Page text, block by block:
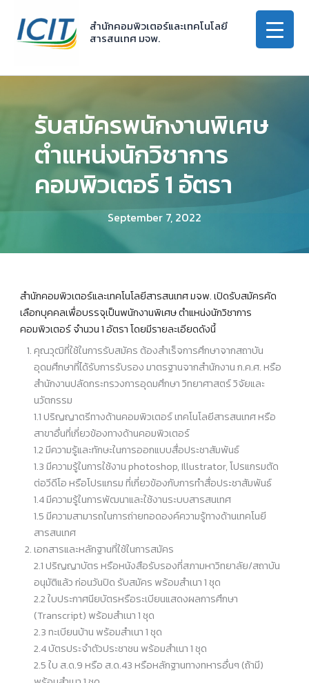
content
สำนักคอมพิวเตอร์และเทคโนโลยี
สารสนเทศ มจพ.
รับสมัครพนักงานพิเศษ
ตำแหน่งนักวิชาการ
คอมพิวเตอร์ 1 อัตรา
September 7, 2022
สำนักคอมพิวเตอร์และเทคโนโลยีสารสนเทศ มจพ. เปิดรับสมัครคัด
เลือกบุคคลเพื่อบรรจุเป็นพนักงานพิเศษ ตำแหน่งนักวิชาการ
คอมพิวเตอร์ จำนวน 1 อัตรา โดยมีรายละเอียดดังนี้
คุณวุฒิที่ใช้ในการรับสมัคร ต้องสําเร็จการศึกษาจากสถาบัน
อุดมศึกษาที่ได้รับการรับรอง มาตรฐานจากสํานักงาน ก.ค.ศ. หรือ
สํานักงานปลัดกระทรวงการอุดมศึกษา วิทยาศาสตร์ วิจัยและ
นวัตกรรม
1.1 ปริญญาตรีทางด้านคอมพิวเตอร์ เทคโนโลยีสารสนเทศ หรือ
สาขาอื่นที่เกี่ยวข้องทางด้านคอมพิวเตอร์
1.2 มีความรู้และทักษะในการออกแบบสื่อประชาสัมพันธ์
1.3 มีความรู้ในการใช้งาน photoshop, Illustrator, โปรแกรมตัด
ต่อวีดีโอ หรือโปรแกรม ที่เกี่ยวข้องกับการทำสื่อประชาสัมพันธ์
1.4 มีความรู้ในการพัฒนาและใช้งานระบบสารสนเทศ
1.5 มีความสามารถในการถ่ายทอดองค์ความรู้ทางด้านเทคโนยี
สารสนเทศ
เอกสารและหลักฐานที่ใช้ในการสมัคร
2.1 ปริญญาบัตร หรือหนังสือรับรองที่สภามหาวิทยาลัย/สถาบัน
อนุมัติแล้ว ก่อนวันปิด รับสมัคร พร้อมสําเนา 1 ชุด
2.2 ใบประกาศนียบัตรหรือระเบียนแสดงผลการศึกษา
(Transcript) พร้อมสําเนา 1 ชุด
2.3 ทะเบียนบ้าน พร้อมสําเนา 1 ชุด
2.4 บัตรประจําตัวประชาชน พร้อมสําเนา 1 ชุด
2.5 ใบ ส.ด.9 หรือ ส.ด.43 หรือหลักฐานทางทหารอื่นๆ (ถ้ามี)